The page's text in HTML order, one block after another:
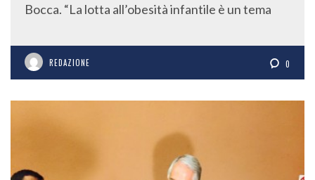
Bocca. “La lotta all’obesità infantile è un tema
REDAZIONE 0